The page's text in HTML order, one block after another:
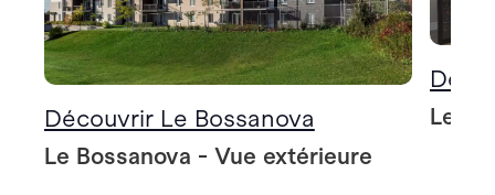
Découvrir Le Bossanova
Le Bossanova - Vue extérieure
Le